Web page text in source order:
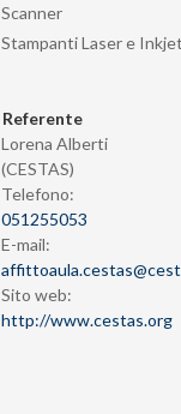
Scanner
Stampanti Laser e Inkjet
Referente
Lorena Alberti
(CESTAS)
Telefono:
051255053
E-mail:
Sito web:
http://www.cestas.org